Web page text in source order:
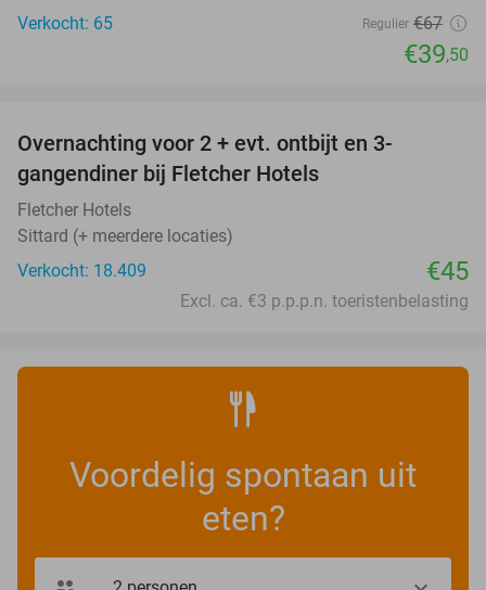
Verkocht: 65
Regulier €67
€39,50
Overnachting voor 2 + evt. ontbijt en 3-
gangendiner bij Fletcher Hotels
Fletcher Hotels
Sittard (+ meerdere locaties)
Verkocht: 18.409
€45
Excl. ca. €3 p.p.p.n. toeristenbelasting
Voordelig spontaan uit
eten?